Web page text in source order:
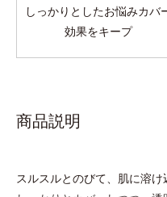
しっかりとしたお悩みカバ
効果をキープ
商品説明
スルスルとのびて、肌に溶け